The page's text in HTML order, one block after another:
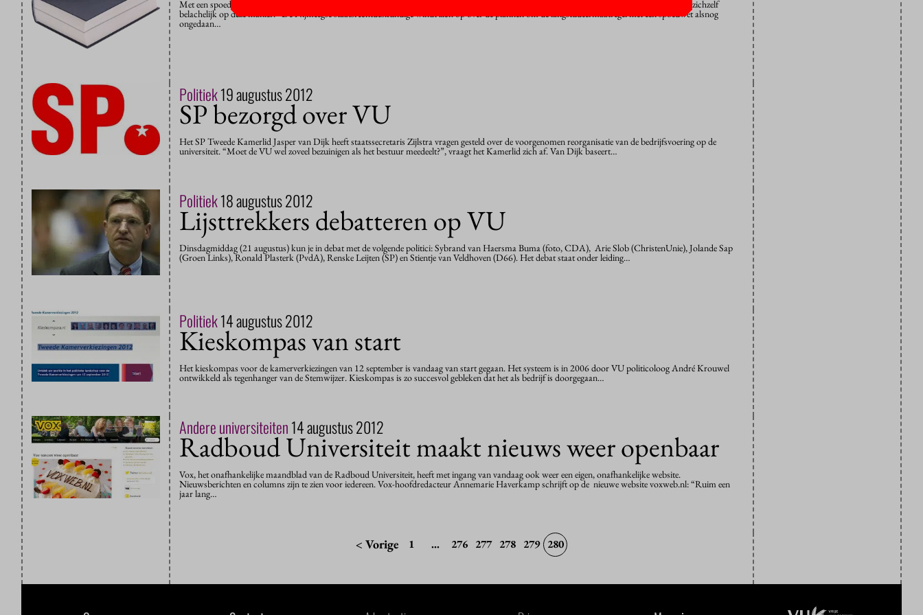
Met een spoedwet de langstudeerboete tegenhouden? Dat is holle retoriek, vindt hoogleraar staatsrecht Paul Bovend’Eert. “De wetgever maakt zichzelf
belachelijk op deze manier.” De Nijmeegse staatsrechtdeskundige windt zich op over de plannen om de langstudeermaatregel met een spoedwet alsnog
ongedaan…
Politiek19 augustus 2012
SP bezorgd over VU
Het SP Tweede Kamerlid Jasper van Dijk heeft staatssecretaris Zijlstra vragen gesteld over de voorgenomen reorganisatie van de bedrijfsvoering op de
universiteit. “Moet de VU wel zoveel bezuinigen als het bestuur meedeelt?”, vraagt het Kamerlid zich af. Van Dijk baseert…
Politiek18 augustus 2012
Lijsttrekkers debatteren op VU
Dinsdagmiddag (21 augustus) kun je in debat met de volgende politici: Sybrand van Haersma Buma (foto, CDA), Arie Slob (ChristenUnie), Jolande Sap
(Groen Links), Ronald Plasterk (PvdA), Renske Leijten (SP) en Stientje van Veldhoven (D66). Het debat staat onder leiding…
Politiek14 augustus 2012
Kieskompas van start
Het kieskompas voor de kamerverkiezingen van 12 september is vandaag van start gegaan. Het systeem is in 2006 door VU politicoloog André Krouwel
ontwikkeld als tegenhanger van de Stemwijzer. Kieskompas is zo succesvol gebleken dat het als bedrijf is doorgegaan…
Andere universiteiten14 augustus 2012
Radboud Universiteit maakt nieuws weer openbaar
Vox, het onafhankelijke maandblad van de Radboud Universiteit, heeft met ingang van vandaag ook weer een eigen, onafhankelijke website.
Nieuwsberichten en columns zijn te zien voor iedereen. Vox-hoofdredacteur Annemarie Haverkamp schrijft op de nieuwe website voxweb.nl: “Ruim een
jaar lang…
< Vorige 1 ... 276 277 278 279 280